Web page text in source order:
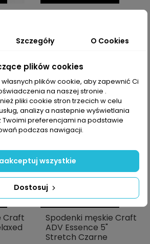
Spodenki męskie Craft
60,00 PLN
199,99 PLN
Craft
-10% z kodem MOVE
-70%
Spodenki męskie Craft
ADV Essence 5"
Stretch Czarne
Szczegóły O Cookies
plików cookies
plików cookie, aby zapewnić Ci
na naszej stronie .
pliki cookie stron trzecich w celu
analizy a nastepnie wyświetlania
Twoimi preferencjami na podstawie
podczas nawigacji.
Dostosuj
wszystkie